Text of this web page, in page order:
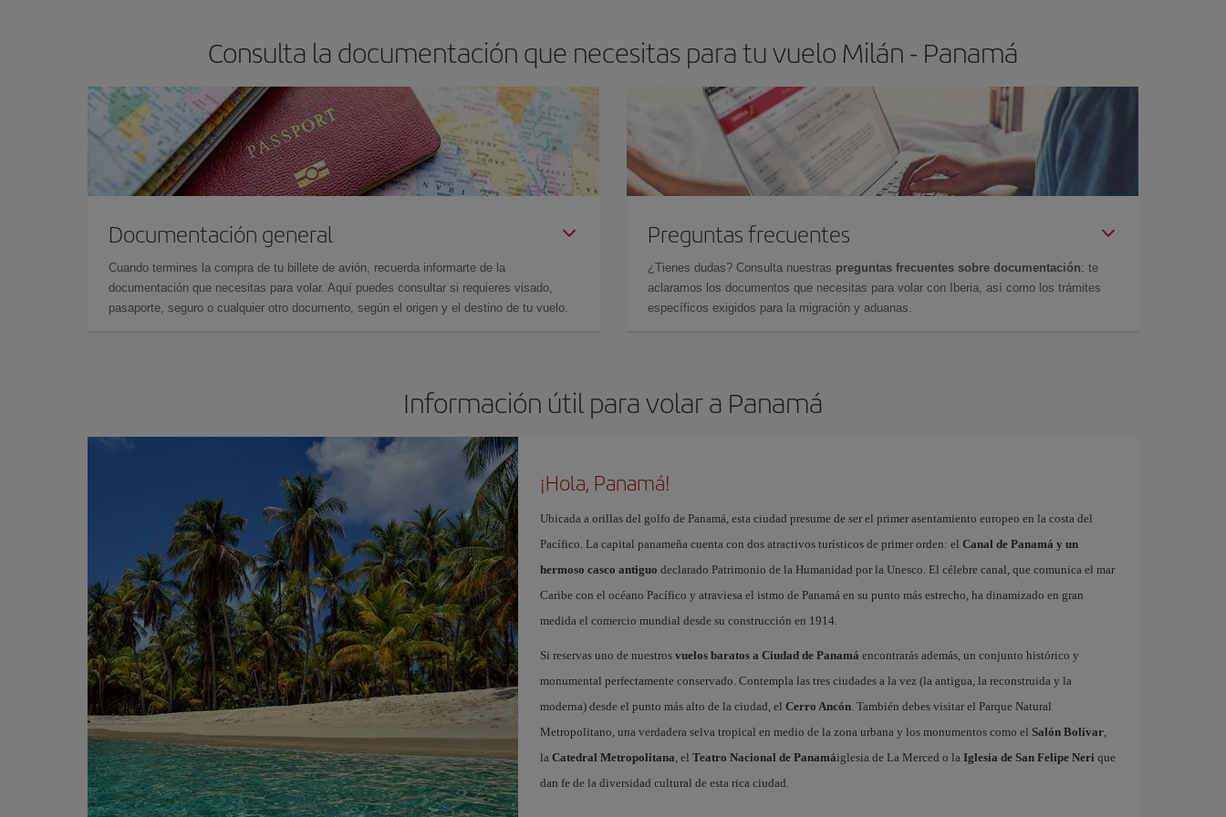
Consulta la documentación que necesitas para tu vuelo Milán - Panamá
Documentación general
Cuando termines la compra de tu billete de avión, recuerda informarte de la
documentación que necesitas para volar. Aquí puedes consultar si requieres visado,
pasaporte, seguro o cualquier otro documento, según el origen y el destino de tu vuelo.
Preguntas frecuentes
¿Tienes dudas? Consulta nuestras preguntas frecuentes sobre documentación: te
aclaramos los documentos que necesitas para volar con Iberia, así como los trámites
específicos exigidos para la migración y aduanas.
Información útil para volar a Panamá
¡Hola, Panamá!
Ubicada a orillas del golfo de Panamá, esta ciudad presume de ser el primer asentamiento europeo en la costa del
Pacífico. La capital panameña cuenta con dos atractivos turísticos de primer orden: el Canal de Panamá y un
hermoso casco antiguo declarado Patrimonio de la Humanidad por la Unesco. El célebre canal, que comunica el mar
Caribe con el océano Pacífico y atraviesa el istmo de Panamá en su punto más estrecho, ha dinamizado en gran
medida el comercio mundial desde su construcción en 1914.
Si reservas uno de nuestros vuelos baratos a Ciudad de Panamá encontrarás además, un conjunto histórico y
monumental perfectamente conservado. Contempla las tres ciudades a la vez (la antigua, la reconstruida y la
moderna) desde el punto más alto de la ciudad, el Cerro Ancón. También debes visitar el Parque Natural
Metropolitano, una verdadera selva tropical en medio de la zona urbana y los monumentos como el Salón Bolívar,
la Catedral Metropolitana, el Teatro Nacional de Panamáiglesia de La Merced o la Iglesia de San Felipe Neri que
dan fe de la diversidad cultural de esta rica ciudad.